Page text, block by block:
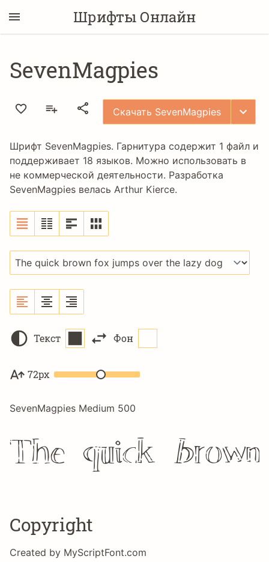
Шрифты Онлайн
SevenMagpies
Скачать SevenMagpies
Шрифт SevenMagpies. Гарнитура содержит 1 файл и
поддерживает 18 языков. Можно использовать в
не коммерческой деятельности. Разработка
SevenMagpies велась Arthur Kierce.
Текст Фон
72px
SevenMagpies Medium 500
The quick
Copyright
Created by MyScriptFont.com